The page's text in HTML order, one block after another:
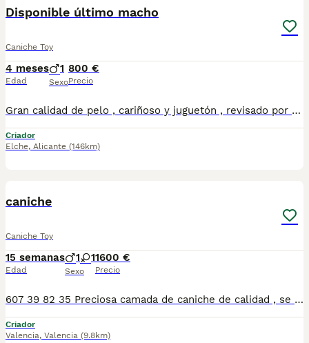
Disponible último macho
Caniche Toy
4 meses
Edad
1
Sexo
800 €
Precio
Gran calidad de pelo , cariñoso y juguetón , revisado por el veterinario , con sus desparasita iones y vacunas al día
Criador
Elche, Alicante (146km)
caniche
Caniche Toy
15 semanas
Edad
1 1
Sexo
1600 €
Precio
607 39 82 35 Preciosa camada de caniche de calidad , se entregan con minimo de dos meses y medio de edad y sus vacunas correspondientes, desparasitados interna y externamente, pasaporte y microchip, contrato de garantia de salud. preferiblemente recogida en mano pero también podemos entregar en toda España mediante transporte de alta calidad preparado para animales y con chofer particular con posibilidad de pago contra reembolso Llámanos o háblanos por whats app, Teléfono 607398235
Criador
Valencia, Valencia (9.8km)